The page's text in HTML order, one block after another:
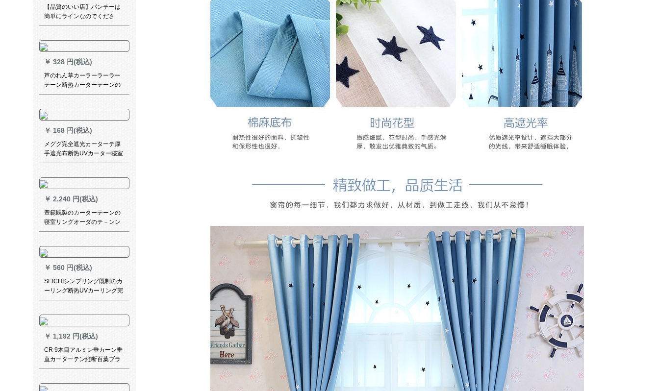
【品質のいい店】パンチーは
簡単にラインなのでくださ
い。完全に遮光して、寝室を
ないでください。レンタルム
の寮トレレ简易小窓ショウシ
ョッカーテルジ。テ－ン新遮
光シ－ト緑植緑（誘拐バーン
ドを送る。）遮光率90%幅
￥ 328 円(税込)
芦のれん草カーラーラーラー
テーン断热カーターテーンの
遮日遮装复古リフト竹カータ
メトル高
￥ 168 円(税込)
メググ完全遮光カーターテ厚
手遮光布断热UVカーター寝室
カーターテシルバーグレー1平
ーテン
￥ 2,240 円(税込)
豊範既製のカーターテーンの
寝室リングオーダのテ－ンン
ンジェニ－ルの掃き出し窓遮
メトル幅*2.7メトルトル(2.5メ
トルの幅の窓は2枚撮ります)
￥ 560 円(税込)
SEICHIシンプリング既制のカ
ーリング断热UVカーリング完
全遮光厚手のリカーン寝室カ
リング遮光07紺カーンン（糸
を含む）ホークオーダ
￥ 1,192 円(税込)
CR 9木目アルミン垂カーン垂
直カーターテン縦断百葉ブラ
レイン遮光装飾断熱オフクラ